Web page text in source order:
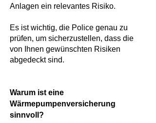
Anlagen ein relevantes Risiko.
Es ist wichtig, die Police genau zu
prüfen, um sicherzustellen, dass die
von Ihnen gewünschten Risiken
abgedeckt sind.
Warum ist eine
Wärmepumpenversicherung
sinnvoll?